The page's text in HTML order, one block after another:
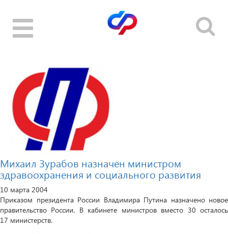
Toggle
navigation
Михаил Зурабов назначен министром
здравоохранения и социального развития
10 марта 2004
Приказом президента России Владимира Путина назначено новое
правительство России. В кабинете министров вместо 30 осталось
17 министерств.